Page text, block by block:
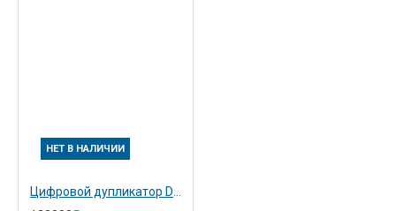
НЕТ В НАЛИЧИИ